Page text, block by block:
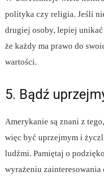
polityka czy religia. Jeśli
drugiej osoby, lepiej
że każdy ma prawo do
wartości.
5. Bądź
Amerykanie są znani z
więc być uprzejmym i
ludźmi. Pamiętaj o
wyrażeniu zainteresowania